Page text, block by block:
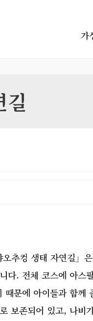
가
길
추컹 생태 자연길」
다. 전체 코스에 아스
문에 아이들과 함께
보존되어 있고, 나비